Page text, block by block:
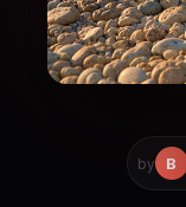
by B